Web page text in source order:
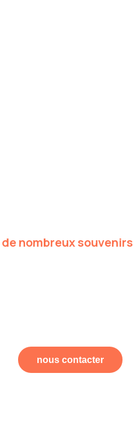
denombreuxsouvenirs
nous contacter